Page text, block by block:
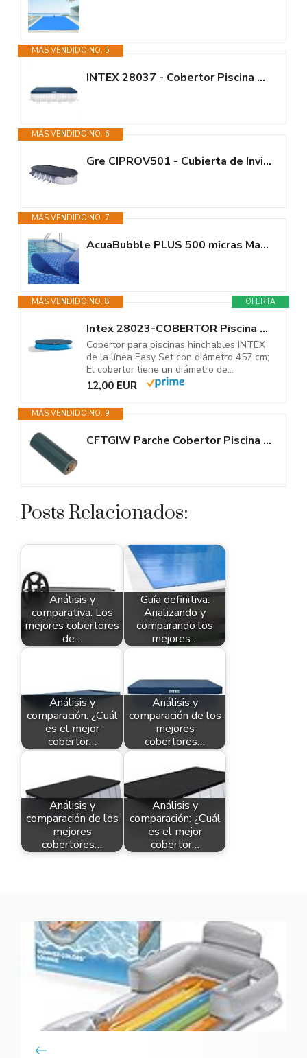
MÁS VENDIDO NO. 5
INTEX 28037 - Cobertor Piscina Rectangular Prism Frame 400x200 cm, Color...
MÁS VENDIDO NO. 6
Gre CIPROV501 - Cubierta de Invierno para Piscinas Ovaladas de 500x300 cm,...
MÁS VENDIDO NO. 7
AcuaBubble PLUS 500 micras Manta térmica piscina - Fabricada en España I...
OFERTA
MÁS VENDIDO NO. 8
Intex 28023-COBERTOR Piscina Easy Set 457CM
Cobertor para piscinas hinchables INTEX
de la línea Easy Set con diámetro 457 cm;
El cobertor tiene un diámetro de...
12,00 EUR
MÁS VENDIDO NO. 9
CFTGIW Parche Cobertor Piscina a Medida Parche Cobertor Piscina...
Posts Relacionados:
Análisis y
comparativa: Los
mejores cobertores
de…
Guía definitiva:
Analizando y
comparando los
mejores…
Análisis y
comparación: ¿Cuál
es el mejor
cobertor…
Análisis y
comparación de los
mejores
cobertores…
Análisis y
comparación de los
mejores
cobertores…
Análisis y
comparación: ¿Cuál
es el mejor
cobertor…